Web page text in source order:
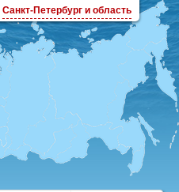
Санкт-Петербург и область